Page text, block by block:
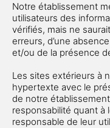
Notre établissement
utilisateurs des
vérifiés, mais ne
erreurs, d’une
et/ou de la présence
Les sites extérieurs à
hypertexte avec le
de notre
responsabilité quant à
responsable de leur